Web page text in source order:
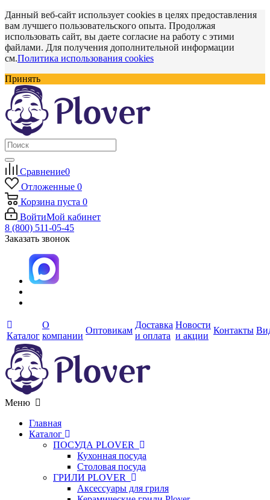
Данный веб-сайт использует cookies в целях предоставления
вам лучшего пользовательского опыта. Продолжая
использовать сайт, вы даете согласие на работу с этими
файлами. Для получения дополнительной информации
см.Политика использования cookies
Принять
Сравнение0
Отложенные 0
Корзина пуста 0
ВойтиМой кабинет
8 (800) 511-05-45
Заказать звонок
Каталог
О
компании
Оптовикам
Доставка
и оплата
Новости
и акции
Контакты
Меню
Главная
Каталог
ПОСУДА PLOVER
Кухонная посуда
Столовая посуда
ГРИЛИ PLOVER
Аксессуары для гриля